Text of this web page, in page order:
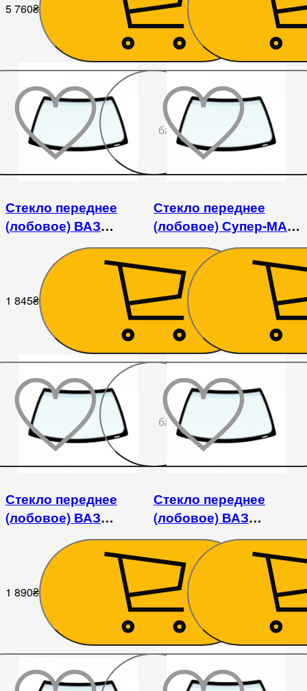
5 760₴ 4 680₴
До
бажаного
Стекло переднее
(лобовое) ВАЗ
2101/2102/2104/2105/2106/2107
/ Fiat 124/125
1 845₴
Стекло переднее
(лобовое) Супер-МАЗ
(МАЗ 5336)
5 760₴
До
бажаного
Стекло переднее
(лобовое) ВАЗ
2108/2109/21099/2113/2114/2115
1 890₴
Стекло переднее
(лобовое) ВАЗ
2101/2102/2104/2105/
/ Fiat 124/125
1 710₴